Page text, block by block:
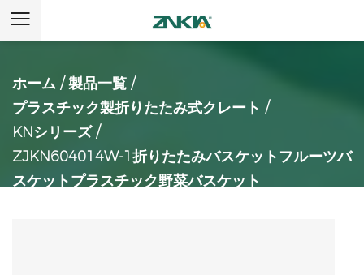
ホーム /製品一覧 /
プラスチック製折りたたみ式クレート /
KNシリーズ/
ZJKN604014W-1折りたたみバスケットフルーツバ
スケットプラスチック野菜バスケット